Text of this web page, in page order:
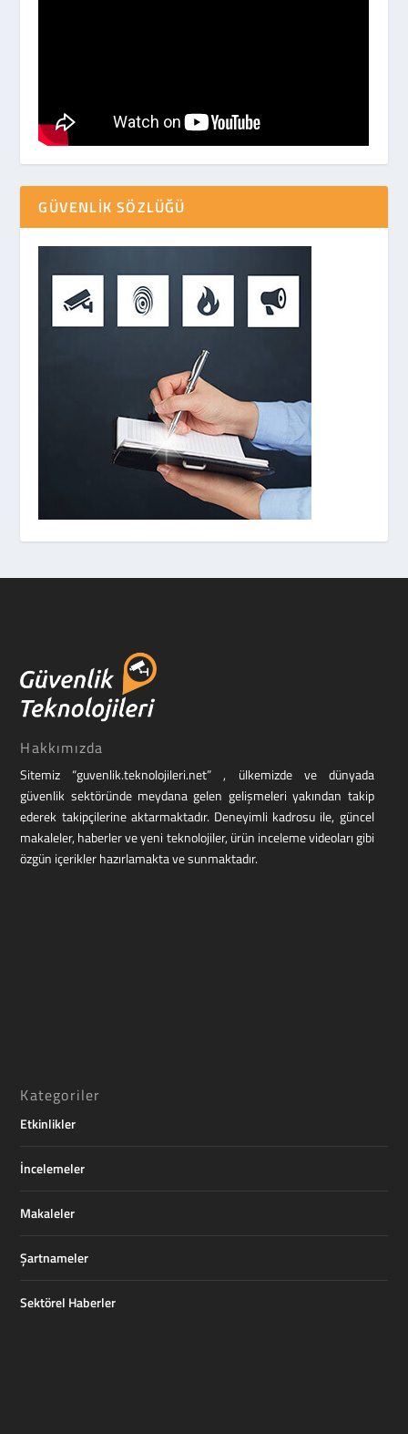
GÜVENLIK SÖZLÜĞÜ
Hakkımızda
Sitemiz “guvenlik.teknolojileri.net” , ülkemizde ve dünyada
güvenlik sektöründe meydana gelen gelişmeleri yakından takip
ederek takipçilerine aktarmaktadır. Deneyimli kadrosu ile, güncel
makaleler, haberler ve yeni teknolojiler, ürün inceleme videoları gibi
özgün içerikler hazırlamakta ve sunmaktadır.
Kategoriler
Etkinlikler
İncelemeler
Makaleler
Şartnameler
Sektörel Haberler